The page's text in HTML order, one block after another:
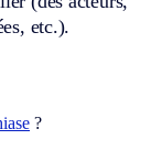
etc.).
?